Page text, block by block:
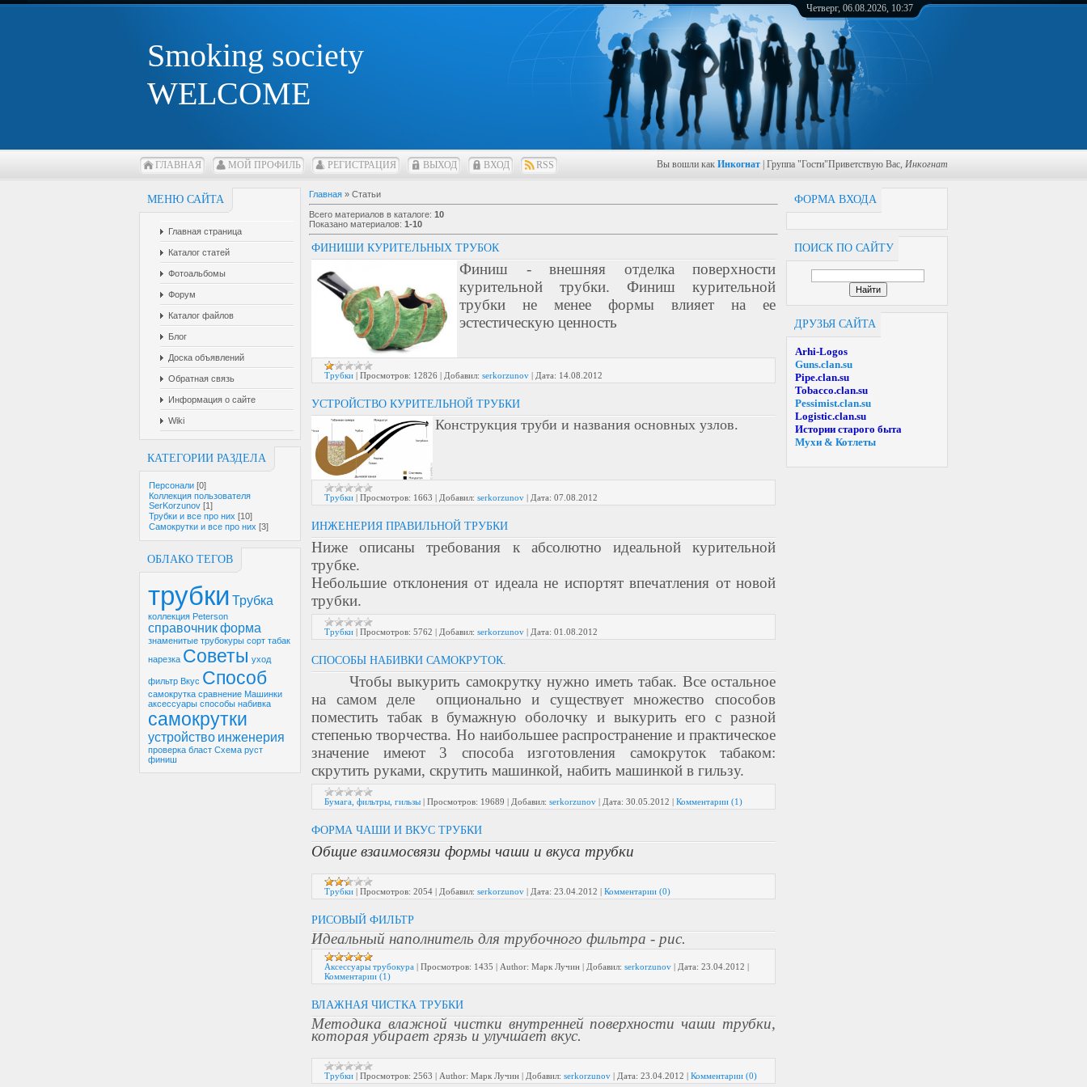
Smoking society
WELCOME
Четверг, 06.08.2026, 10:37
ГЛАВНАЯ МОЙ ПРОФИЛЬ РЕГИСТРАЦИЯ ВЫХОД ВХОД RSS Вы вошли как Инкогнат Группа "Гости"Приветствую Вас, Инкогнат
МЕНЮ САЙТА
Главная страница
Каталог статей
Фотоальбомы
Форум
Каталог файлов
Блог
Доска объявлений
Обратная связь
Информация о сайте
Wiki
КАТЕГОРИИ РАЗДЕЛА
Персонали [0]
Коллекция пользователя
SerKorzunov [1]
Трубки и все про них [10]
Самокрутки и все про них [3]
ОБЛАКО ТЕГОВ
трубки Трубка
коллекция Peterson
справочникформа
знаменитые трубокуры сорт табак
нарезка Советы уход
фильтр Вкус Способ
самокрутка сравнение Машинки
аксессуары способы набивка
самокрутки
устройство инженерия
проверка бласт Схема руст
финиш
ФОРМА ВХОДА
ПОИСК ПО САЙТУ
ДРУЗЬЯ САЙТА
Arhi-Logos
Guns.clan.su
Pipe.clan.su
Tobacco.clan.su
Pessimist.clan.su
Logistic.clan.su
Истории старого быта
Мухи & Котлеты
Главная » Статьи
Всего материалов в каталоге: 10
Показано материалов: 1-10
ФИНИШИ КУРИТЕЛЬНЫХ ТРУБОК
Финиш - внешняя отделка поверхности
курительной трубки. Финиш курительной
трубки не менее формы влияет на ее
эстестическую ценность
Трубки | Просмотров: 12826 | Добавил: serkorzunov | Дата: 14.08.2012
УСТРОЙСТВО КУРИТЕЛЬНОЙ ТРУБКИ
Конструкция труби и названия основных узлов.
Трубки | Просмотров: 1663 | Добавил: serkorzunov | Дата: 07.08.2012
ИНЖЕНЕРИЯ ПРАВИЛЬНОЙ ТРУБКИ
Ниже описаны требования к абсолютно идеальной курительной
трубке.
Небольшие отклонения от идеала не испортят впечатления от новой
трубки.
Трубки | Просмотров: 5762 | Добавил: serkorzunov | Дата: 01.08.2012
СПОСОБЫ НАБИВКИ САМОКРУТОК.
Чтобы выкурить самокрутку нужно иметь табак. Все остальное
на самом деле  опционально и существует множество способов
поместить табак в бумажную оболочку и выкурить его с разной
степенью творчества. Но наибольшее распространение и практическое
значение имеют 3 способа изготовления самокруток табаком:
скрутить руками, скрутить машинкой, набить машинкой в гильзу.
Бумага, фильтры, гильзы | Просмотров: 19689 | Добавил: serkorzunov | Дата: 30.05.2012 | Комментарии (1)
ФОРМА ЧАШИ И ВКУС ТРУБКИ
Общие взаимосвязи формы чаши и вкуса трубки
Трубки | Просмотров: 2054 | Добавил: serkorzunov | Дата: 23.04.2012 | Комментарии (0)
РИСОВЫЙ ФИЛЬТР
Идеальный наполнитель для трубочного фильтра - рис.
Аксессуары трубокура | Просмотров: 1435 | Author: Марк Лучин | Добавил: serkorzunov | Дата: 23.04.2012 |
Комментарии (1)
ВЛАЖНАЯ ЧИСТКА ТРУБКИ
Методика влажной чистки внутренней поверхности чаши трубки,
которая убирает грязь и улучшает вкус.
Трубки | Просмотров: 2563 | Author: Марк Лучин | Добавил: serkorzunov | Дата: 23.04.2012 | Комментарии (0)